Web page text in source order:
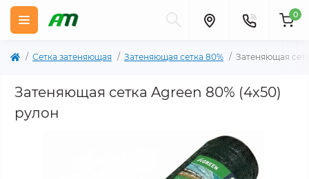
0
Сетка затеняющая Затеняющая сетка 80% Затеняющая
Затеняющая сетка Agreen 80% (4х50)
рулон